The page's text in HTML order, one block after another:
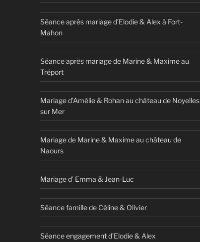
Séance après mariage d’Elodie & Alex à Fort-
Mahon
Séance après mariage de Marine & Maxime au
Tréport
Mariage d’Amélie & Rohan au château de Noyelles
sur Mer
Mariage de Marine & Maxime au château de
Naours
Mariage d’ Emma & Jean-Luc
Séance famille de Céline & Olivier
Séance engagement d’Elodie & Alex